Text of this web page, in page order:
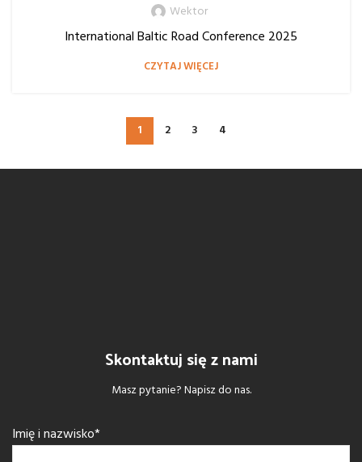
Wektor
International Baltic Road Conference 2025
CZYTAJ WIĘCEJ
1 2 3 4
Skontaktuj się z nami
Masz pytanie? Napisz do nas.
Imię i nazwisko*